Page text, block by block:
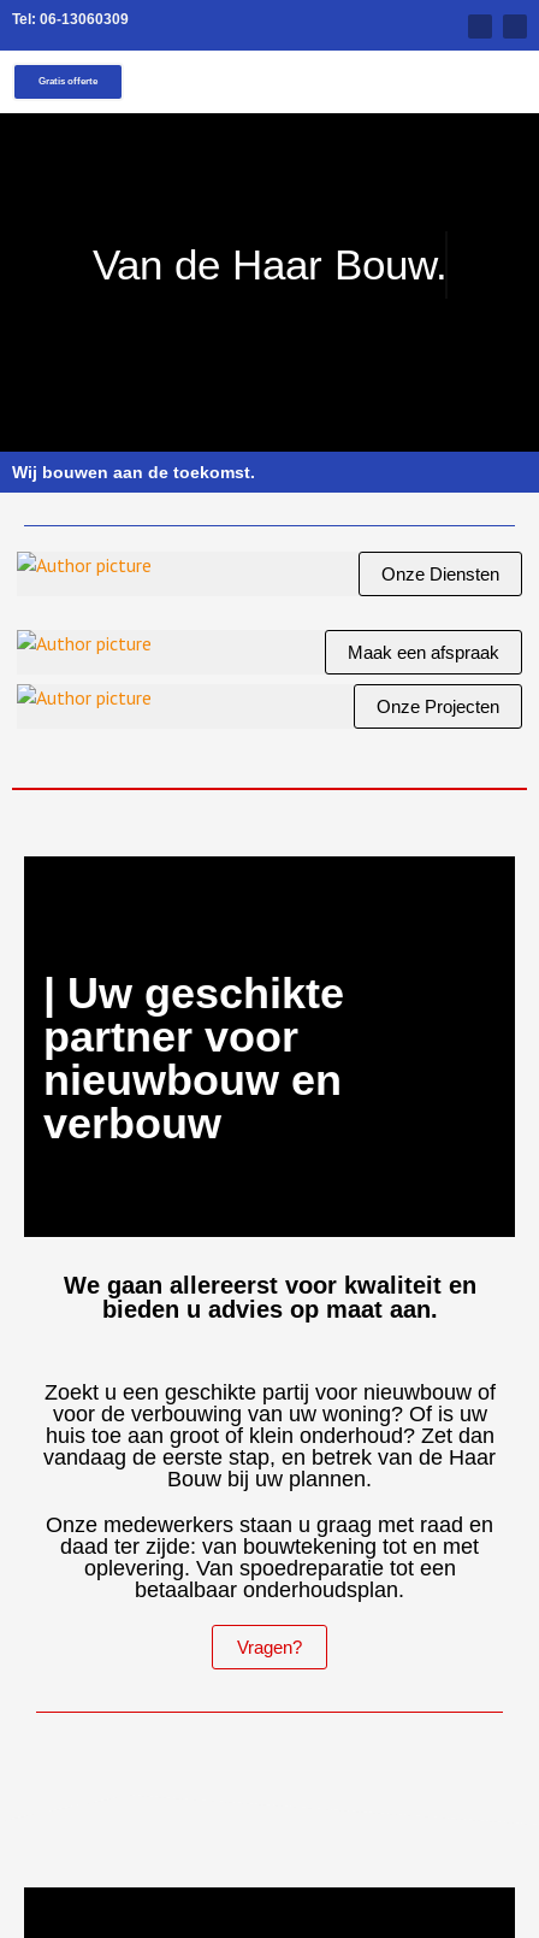
Tel: 06-13060309
Gratis offerte
Van de Haar Bouw.
Wij bouwen aan de toekomst.
Onze Diensten
Maak een afspraak
Onze Projecten
| Uw geschikte
partner voor
nieuwbouw en
verbouw
We gaan allereerst voor kwaliteit en
bieden u advies op maat aan.
Zoekt u een geschikte partij voor nieuwbouw of
voor de verbouwing van uw woning? Of is uw
huis toe aan groot of klein onderhoud? Zet dan
vandaag de eerste stap, en betrek van de Haar
Bouw bij uw plannen.
Onze medewerkers staan u graag met raad en
daad ter zijde: van bouwtekening tot en met
oplevering. Van spoedreparatie tot een
betaalbaar onderhoudsplan.
Vragen?